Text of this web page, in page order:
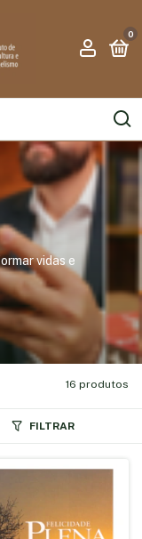
0
vidas e
16 produtos
FILTRAR